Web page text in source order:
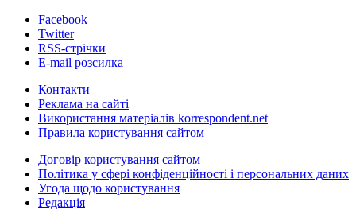
Facebook
Twitter
RSS-стрічки
E-mail розсилка
Контакти
Реклама на сайті
Використання матеріалів korrespondent.net
Правила користування сайтом
Договір користування сайтом
Політика у сфері конфіденційності і персональних даних
Угода щодо користування
Редакція